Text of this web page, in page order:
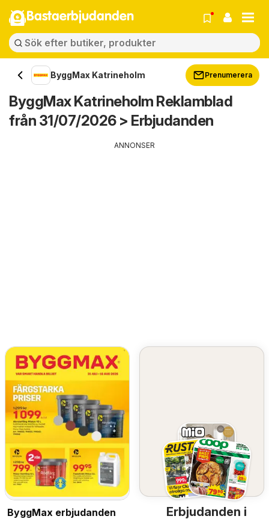
Bastaerbjudanden
ByggMax Katrineholm Prenumerera
ByggMax Katrineholm Reklamblad
från 31/07/2026 > Erbjudanden
ANNONSER
ByggMax erbjudanden
Erbjudanden i